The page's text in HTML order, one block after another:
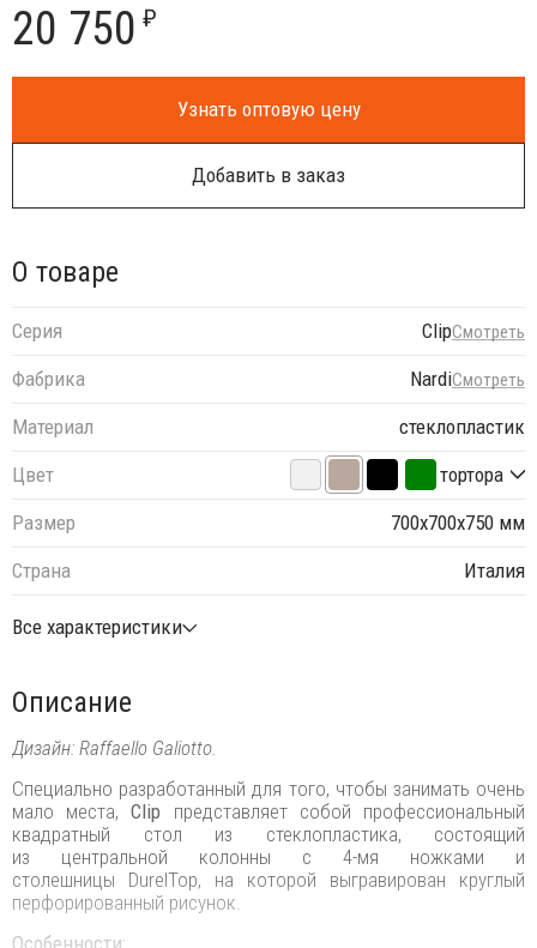
20 750 ₽
Узнать оптовую цену
Добавить в заказ
О товаре
Серия ClipСмотреть
Фабрика NardiСмотреть
Материал
стеклопластик
Цвет
тортора
Размер
700х700х750 мм
Страна
Италия
Все характеристики
Описание
Дизайн: Raffaello Galiotto.
Специально разработанный для того, чтобы занимать очень
мало места,Clip представляет собой профессиональный
квадратный стол из стеклопластика, состоящий
из центральной колонны с 4-мя ножками и
столешницы DurelTop, на которой выгравирован круглый
перфорированный рисунок.
Особенности: